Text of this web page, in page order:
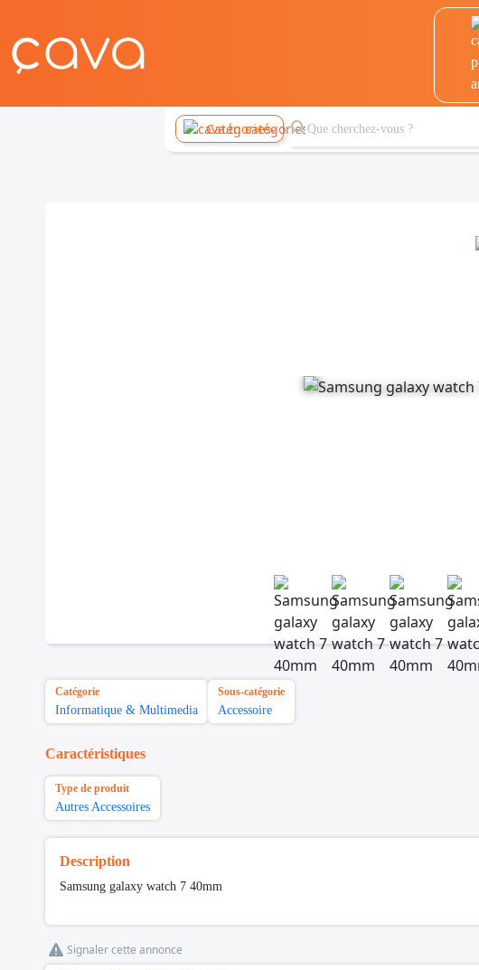
Catégories
Catégorie
Informatique & Multimedia
Sous-catégorie
Accessoire
Caractéristiques
Type de produit
Autres Accessoires
Description
Samsung galaxy watch 7 40mm
Signaler cette annonce